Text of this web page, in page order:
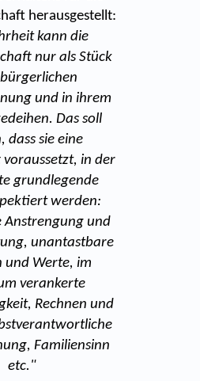
herausgestellt:
kann die
nur als Stück
und in ihrem
Das soll
dass sie eine
voraussetzt, in der
grundlegende
werden:
Anstrengung und
unantastbare
und Werte, im
verankerte
Rechnen und
Familiensinn
etc."